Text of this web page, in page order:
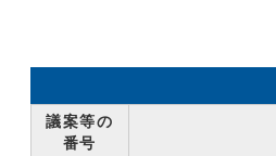
議案等の
番号